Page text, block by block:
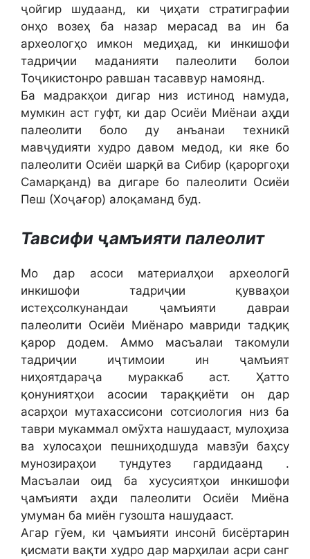
ҷойгир шудаанд, ки ҷиҳати стратиграфии
онҳо возеҳ ба назар мерасад ва ин ба
археологҳо имкон медиҳад, ки инкишофи
тадриҷии маданияти палеолити болои
Тоҷикистонро равшан тасаввур намоянд.
Ба мадракҳои дигар низ истинод намуда,
мумкин аст гуфт, ки дар Осиёи Миёнаи аҳди
палеолити боло ду анъанаи техникӣ
мавҷудияти худро давом медод, ки яке бо
палеолити Осиёи шарқӣ ва Сибир (қароргоҳи
Самарқанд) ва дигаре бо палеолити Осиёи
Пеш (Хоҷағор) алоқаманд буд.
Тавсифи ҷамъияти палеолит
Мо дар асоси материалҳои археологӣ
инкишофи тадриҷии қувваҳои
истеҳсолкунандаи ҷамъияти давраи
палеолити Осиёи Миёнаро мавриди тадқиқ
қарор додем. Аммо масъалаи такомули
тадриҷии иҷтимоии ин ҷамъият
ниҳоятдараҷа мураккаб аст. Ҳатто
қонуниятҳои асосии тараққиёти он дар
асарҳои мутахассисони сотсиология низ ба
таври мукаммал омӯхта нашудааст, мулоҳиза
ва хулосаҳои пешниҳодшуда мавзӯи баҳсу
мунозираҳои тундутез гардидаанд .
Масъалаи оид ба хусусиятҳои инкишофи
ҷамъияти аҳди палеолити Осиёи Миёна
умуман ба миён гузошта нашудааст.
Агар гӯем, ки ҷамъияти инсонӣ бисёртарин
қисмати вақти худро дар марҳилаи асри санг